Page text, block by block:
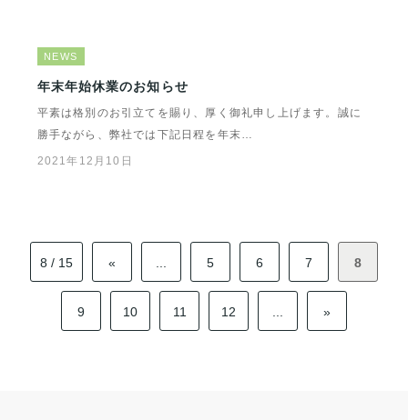
NEWS
年末年始休業のお知らせ
平素は格別のお引立てを賜り、厚く御礼申し上げます。誠に
勝手ながら、弊社では下記日程を年末…
2021年12月10日
8 / 15 « ... 5 6 7 8
9 10 11 12 ... »